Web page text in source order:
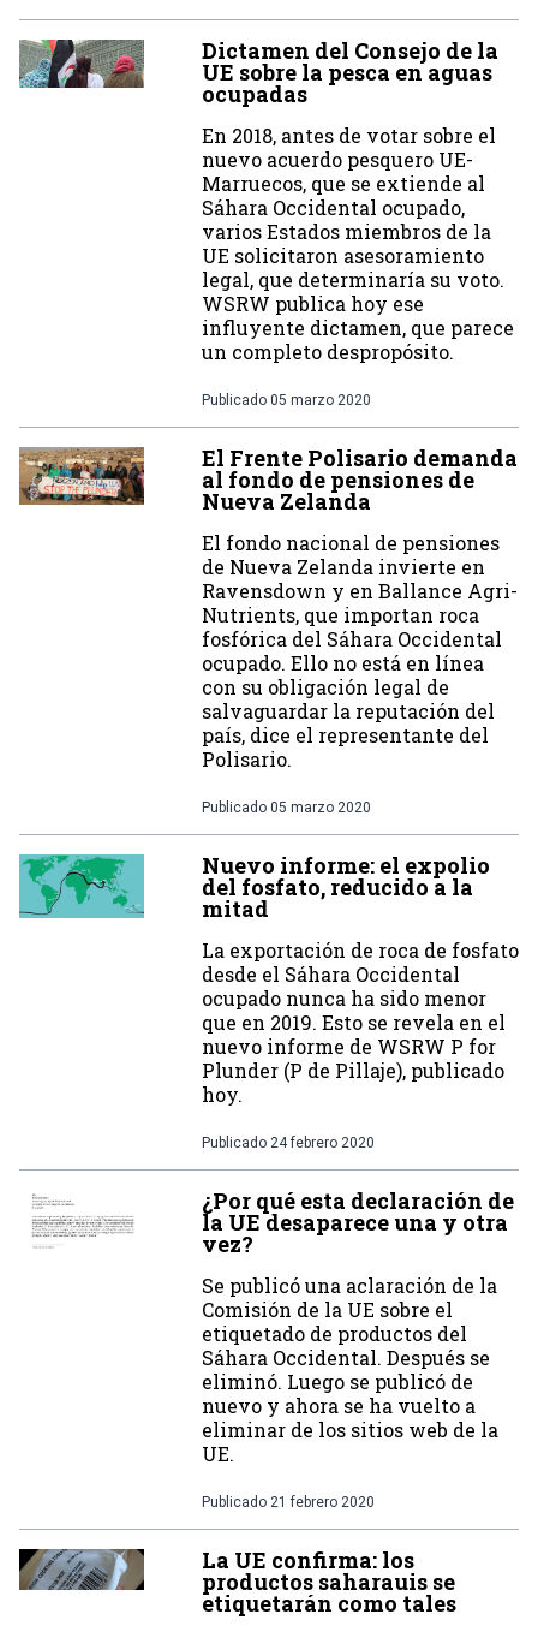
Dictamen del Consejo de la
UE sobre la pesca en aguas
ocupadas
En 2018, antes de votar sobre el
nuevo acuerdo pesquero UE-
Marruecos, que se extiende al
Sáhara Occidental ocupado,
varios Estados miembros de la
UE solicitaron asesoramiento
legal, que determinaría su voto.
WSRW publica hoy ese
influyente dictamen, que parece
un completo despropósito.
Publicado 05 marzo 2020
El Frente Polisario demanda
al fondo de pensiones de
Nueva Zelanda
El fondo nacional de pensiones
de Nueva Zelanda invierte en
Ravensdown y en Ballance Agri-
Nutrients, que importan roca
fosfórica del Sáhara Occidental
ocupado. Ello no está en línea
con su obligación legal de
salvaguardar la reputación del
país, dice el representante del
Polisario.
Publicado 05 marzo 2020
Nuevo informe: el expolio
del fosfato, reducido a la
mitad
La exportación de roca de fosfato
desde el Sáhara Occidental
ocupado nunca ha sido menor
que en 2019. Esto se revela en el
nuevo informe de WSRW P for
Plunder (P de Pillaje), publicado
hoy.
Publicado 24 febrero 2020
¿Por qué esta declaración de
la UE desaparece una y otra
vez?
Se publicó una aclaración de la
Comisión de la UE sobre el
etiquetado de productos del
Sáhara Occidental. Después se
eliminó. Luego se publicó de
nuevo y ahora se ha vuelto a
eliminar de los sitios web de la
UE.
Publicado 21 febrero 2020
La UE confirma: los
productos saharauis se
etiquetarán como tales